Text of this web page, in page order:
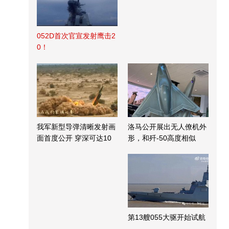
052D首次官宣发射鹰击2
0！
我军新型导弹清晰发射画
面首度公开 穿深可达10
洛马公开展出无人僚机外
形，和歼-50高度相似
第13艘055大驱开始试航